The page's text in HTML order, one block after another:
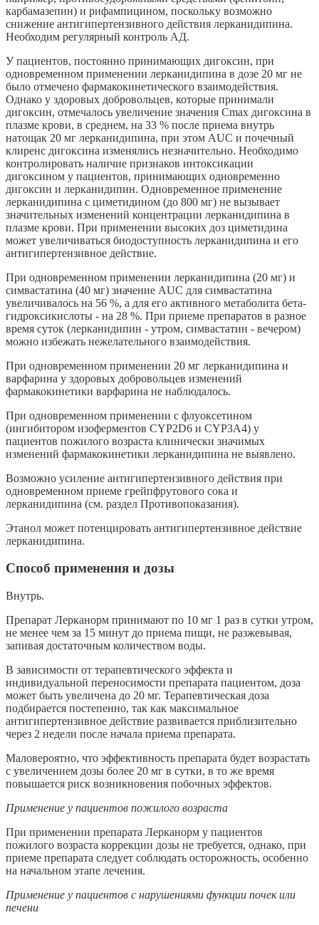
карбамазепин) и рифампицином, поскольку возможно
снижение антигипертензивного действия лерканидипина.
Необходим регулярный контроль АД.
У пациентов, постоянно принимающих дигоксин, при
одновременном применении лерканидипина в дозе 20 мг не
было отмечено фармакокинетического взаимодействия.
Однако у здоровых добровольцев, которые принимали
дигоксин, отмечалось увеличение значения Сmах дигоксина в
плазме крови, в среднем, на 33 % после приема внутрь
натощак 20 мг лерканидипина, при этом AUC и почечный
клиренс дигоксина изменялись незначительно. Необходимо
контролировать наличие признаков интоксикации
дигоксином у пациентов, принимающих одновременно
дигоксин и лерканидипин. Одновременное применение
лерканидипина с циметидином (до 800 мг) не вызывает
значительных изменений концентрации лерканидипина в
плазме крови. При применении высоких доз циметидина
может увеличиваться биодоступность лерканидипина и его
антигипертензивное действие.
При одновременном применении лерканидипина (20 мг) и
симвастатина (40 мг) значение AUC для симвастатина
увеличивалось на 56 %, а для его активного метаболита бета-
гидроксикислоты - на 28 %. При приеме препаратов в разное
время суток (лерканидипин - утром, симвастатин - вечером)
можно избежать нежелательного взаимодействия.
При одновременном применении 20 мг лерканидипина и
варфарина у здоровых добровольцев изменений
фармакокинетики варфарина не наблюдалось.
При одновременном применении с флуоксетином
(ингибитором изоферментов CYP2D6 и CYP3A4) у
пациентов пожилого возраста клинически значимых
изменений фармакокинетики лерканидипина не выявлено.
Возможно усиление антигипертензивного действия при
одновременном приеме грейпфрутового сока и
лерканидипина (см. раздел Противопоказания).
Этанол может потенцировать антигипертензивное действие
лерканидипина.
Способ применения и дозы
Внутрь.
Препарат Лерканорм принимают по 10 мг 1 раз в сутки утром,
не менее чем за 15 минут до приема пищи, не разжевывая,
запивая достаточным количеством воды.
В зависимости от терапевтического эффекта и
индивидуальной переносимости препарата пациентом, доза
может быть увеличена до 20 мг. Терапевтическая доза
подбирается постепенно, так как максимальное
антигипертензивное действие развивается приблизительно
через 2 недели после начала приема препарата.
Маловероятно, что эффективность препарата будет возрастать
с увеличением дозы более 20 мг в сутки, в то же время
повышается риск возникновения побочных эффектов.
Применение у пациентов пожилого возраста
При применении препарата Лерканорм у пациентов
пожилого возраста коррекции дозы не требуется, однако, при
приеме препарата следует соблюдать осторожность, особенно
на начальном этапе лечения.
Применение у пациентов с нарушениями функции почек или
печени